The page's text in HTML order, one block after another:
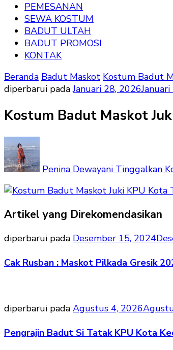
PEMESANAN
SEWA KOSTUM
BADUT ULTAH
BADUT PROMOSI
KONTAK
Beranda Badut Maskot Kostum Badut
diperbarui padaJanuari 28, 2026
Kostum Badut Maskot
Penina Dewayani Tinggalkan
Artikel yang Direkomendasikan
diperbarui pada Desember 15, 2024
Cak Rusban : Maskot Pilkada Gresik
diperbarui pada Agustus 4, 2026
Pengrajin Badut Si Tatak KPU Kota